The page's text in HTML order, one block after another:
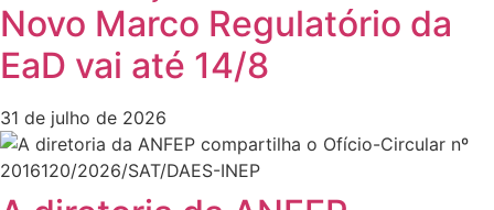
Novo Marco Regulatório da
EaD vai até 14/8
31 de julho de 2026